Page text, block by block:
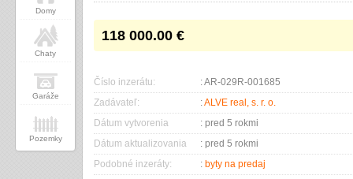
118 000.00 €
Číslo inzerátu:
: AR-029R-001685
Zadávateľ:
:ALVE real, s. r. o.
Dátum vytvorenia
: pred 5 rokmi
Dátum aktualizovania
: pred 5 rokmi
Podobné inzeráty:
: byty na predaj
Domy
Chaty
Garáže
Pozemky